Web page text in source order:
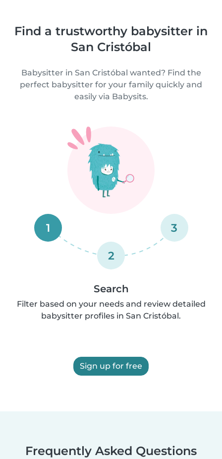
Find a trustworthy babysitter in
San Cristóbal
Babysitter in San Cristóbal wanted? Find the
perfect babysitter for your family quickly and
easily via Babysits.
1
2
3
Search
Filter based on your needs and review detailed
babysitter profiles in San Cristóbal.
Sign up for free
Frequently Asked Questions